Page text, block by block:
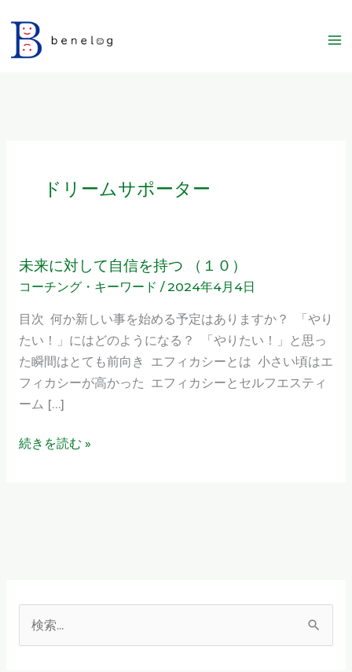
を
ドリームサポーター
未来に対して自信を持つ （１０）
コーチング・キーワード /2024年4月4日
目次 何か新しい事を始める予定はありますか？ 「やり
たい！」にはどのようになる？ 「やりたい！」と思っ
た瞬間はとても前向き エフィカシーとは 小さい頃はエ
フィカシーが高かった エフィカシーとセルフエスティ
ーム […]
未
来
を
続きを読む »